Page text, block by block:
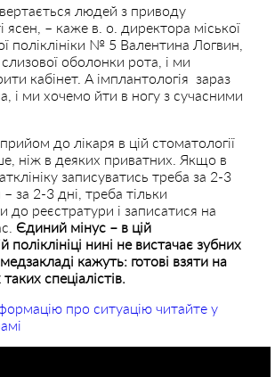
людей з приводу
ясен, – каже в. о. директора міської
поліклініки № 5 Валентина Логвин,
оболонки рота, і ми
кабінет. А імплантологія зараз
і ми хочемо йти в ногу з сучасними
до лікаря в цій стоматології
ніж в деяких приватних. Якщо в
записуватись треба за 2-3
за 2-3 дні, треба тільки
до реєстратури і записатися на
Єдиний мінус – в цій
поліклініці нині не вистачає зубних
кажуть: готові взяти на
спеціалістів.
про ситуацію читайте у